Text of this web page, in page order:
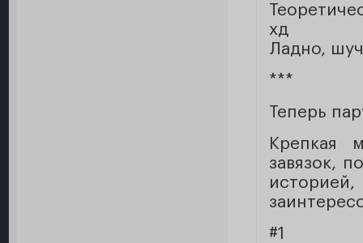
хд
Ладно,
***
Теперь
Крепкая
завязок,
#1